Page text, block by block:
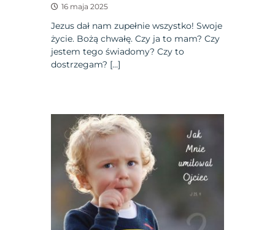
16 maja 2025
Jezus dał nam zupełnie wszystko! Swoje
życie. Bożą chwałę. Czy ja to mam? Czy
jestem tego świadomy? Czy to
dostrzegam? […]